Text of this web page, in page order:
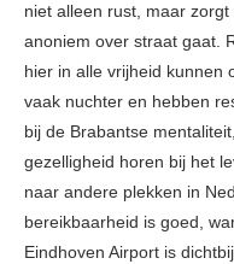
niet alleen rust, maar
anoniem over straat gaat.
hier in alle vrijheid kunnen
vaak nuchter en hebben
bij de Brabantse
gezelligheid horen bij het
naar andere plekken in
bereikbaarheid is goed,
Eindhoven Airport is